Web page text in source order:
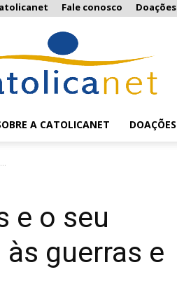
Fale conosco Doações
A CATOLICANET DOAÇÕES
e o seu
às guerras e